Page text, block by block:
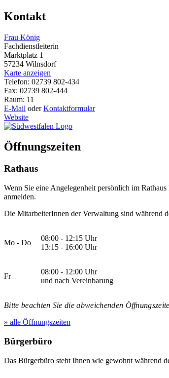
Kontakt
Frau König
Fachdienstleiterin
Marktplatz 1
57234 Wilnsdorf
Karte anzeigen
Telefon: 02739 802-434
Fax: 02739 802-444
Raum: 11
E-Mail oderKontaktformular
Website
Öffnungszeiten
Rathaus
Wenn Sie eine Angelegenheit persönlich im Rathaus
anmelden.
Die MitarbeiterInnen der Verwaltung sind während
Mo - Do
08:00 - 12:15 Uhr
13:15 - 16:00 Uhr
Fr
08:00 - 12:00 Uhr
und nach Vereinbarung
Bitte beachten Sie die abweichenden
» alle Öffnungszeiten
Bürgerbüro
Das Bürgerbüro steht Ihnen wie gewohnt während